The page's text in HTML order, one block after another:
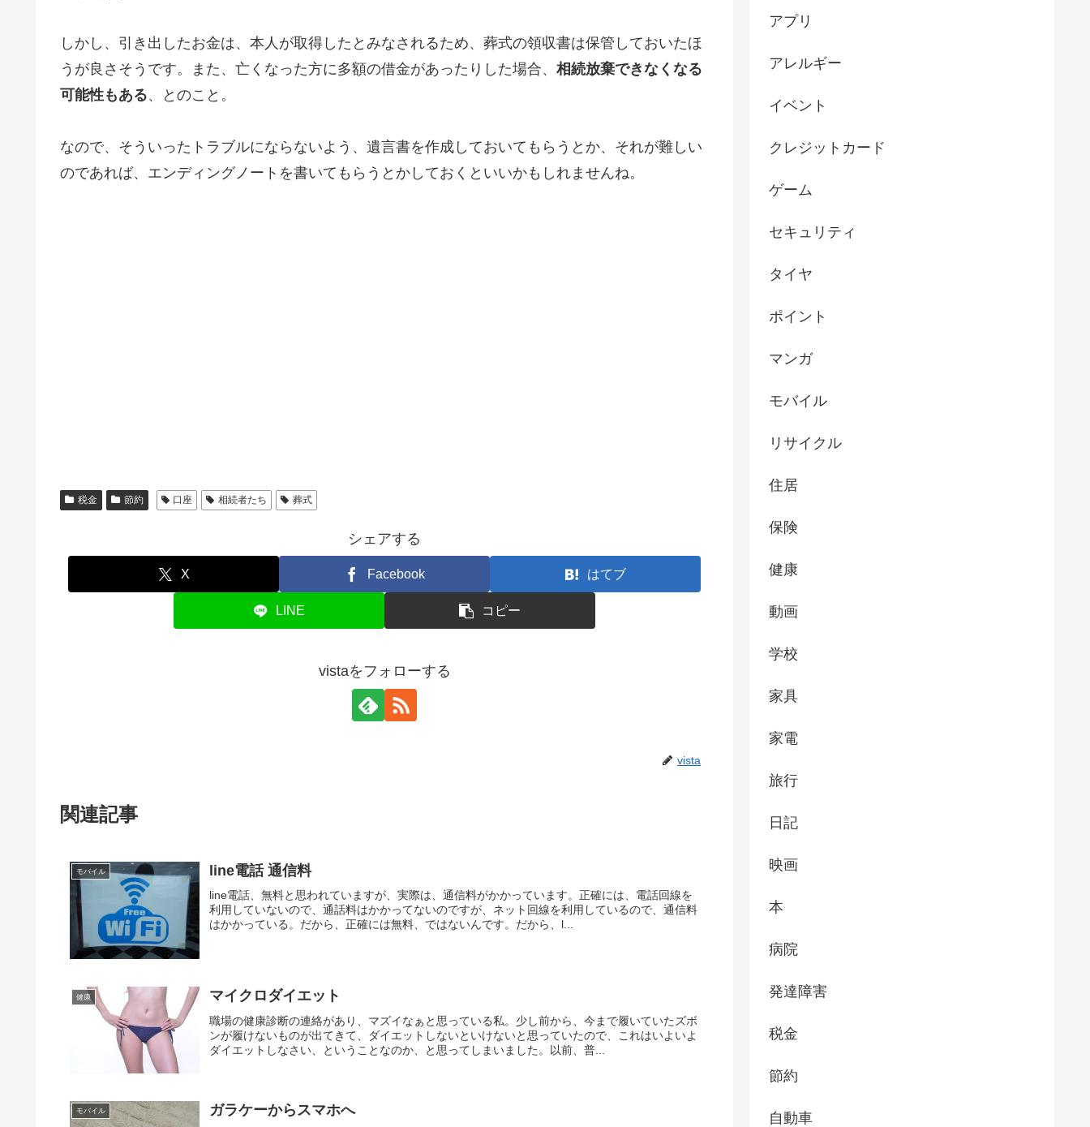
しかし、引き出したお金は、本人が取得したとみなされるため、葬式の領収書は保管しておいたほ
うが良さそうです。また、亡くなった方に多額の借金があったりした場合、 相続放棄できなくなる
可能性もある、とのこと。
なので、そういったトラブルにならないよう、遺言書を作成しておいてもらうとか、それが難しい
のであれば、エンディングノートを書いてもらうとかしておくといいかもしれませんね。
税金 節約 口座 相続者たち 葬式
シェアする
X Facebook はてブ
LINE コピー
vistaをフォローする
vista
関連記事
モバイル line電話 通信料
line電話、無料と思われていますが、実際は、通信料がかかっています。正確には、電話回線を
利用していないので、通話料はかかってないのですが、ネット回線を利用しているので、通信料
はかかっている。だから、正確には無料、ではないんです。だから、l...
健康 マイクロダイエット
職場の健康診断の連絡があり、マズイなぁと思っている私。少し前から、今まで履いていたズボ
ンが履けないものが出てきて、ダイエットしないといけないと思っていたので、これはいよいよ
ダイエットしなさい、ということなのか、と思ってしまいました。以前、普...
モバイル ガラケーからスマホへ
アプリ
アレルギー
イベント
クレジットカード
ゲーム
セキュリティ
タイヤ
ポイント
マンガ
モバイル
リサイクル
住居
保険
健康
動画
学校
家具
家電
旅行
日記
映画
本
病院
発達障害
税金
節約
自動車